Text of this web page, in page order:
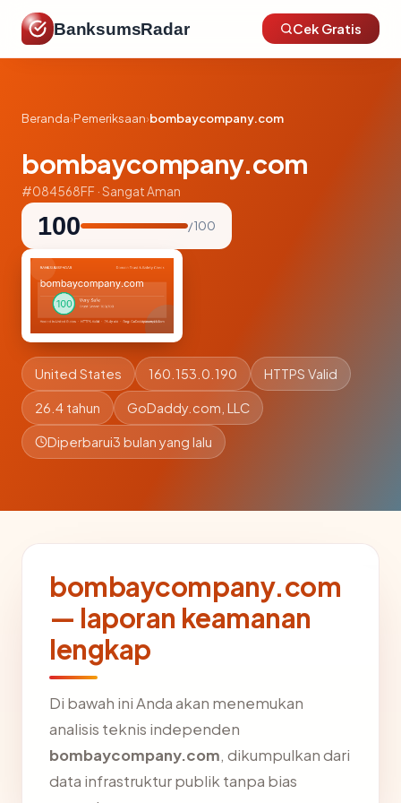
BanksumsRadar Cek Gratis
Beranda›Pemeriksaan›bombaycompany.com
bombaycompany.com
#084568FF · Sangat Aman
100 / 100
United States 160.153.0.190 HTTPS Valid
26.4 tahun GoDaddy.com, LLC
Diperbarui3 bulan yang lalu
bombaycompany.com
— laporan keamanan
lengkap
Di bawah ini Anda akan menemukan
analisis teknis independen
bombaycompany.com, dikumpulkan dari
data infrastruktur publik tanpa bias